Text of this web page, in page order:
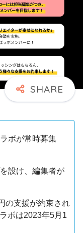
ボが常時募集
設け、編集者が
の支援が約束され
ボは2023年5月1